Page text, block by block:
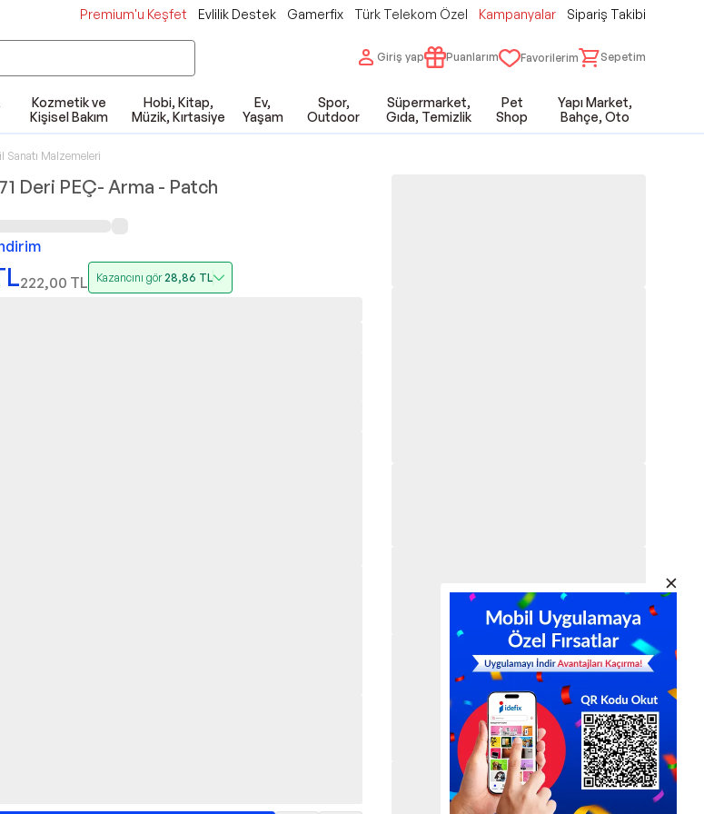
Premium'u Keşfet Evlilik Destek Gamerfix Türk Telekom Özel Kampanyalar Sipariş Takibi
Giriş yap Puanlarım Favorilerim Sepetim
Kozmetik ve
Kişisel Bakım
Hobi, Kitap,
Müzik, Kırtasiye
Ev,
Yaşam
Spor,
Outdoor
Süpermarket,
Gıda, Temizlik
Pet
Shop
Yapı Market,
Bahçe, Oto
Sanatı Malzemeleri
Deri PEÇ- Arma - Patch
222,00 TL Kazancını gör28,86 TL